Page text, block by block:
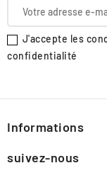
J'accepte les
confidentialité
Informations
suivez-nous